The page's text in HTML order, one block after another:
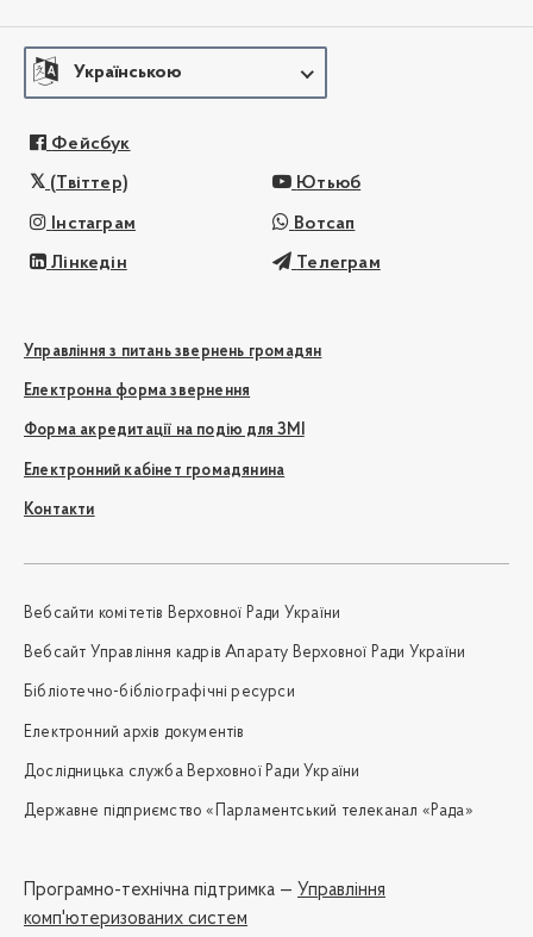
Українською
Фейсбук
(Твіттер) Ютьюб
Інстаграм Вотсап
Лінкедін Телеграм
Управління з питань звернень громадян
Електронна форма звернення
Форма акредитації на подію для ЗМІ
Електронний кабінет громадянина
Контакти
Вебсайти комітетів Верховної Ради України
Вебсайт Управління кадрів Апарату Верховної Ради України
Бібліотечно-бібліографічні ресурси
Електронний архів документів
Дослідницька служба Верховної Ради України
Державне підприємство «Парламентський телеканал «Рада»
Програмно-технічна підтримка — Управління
комп'ютеризованих систем